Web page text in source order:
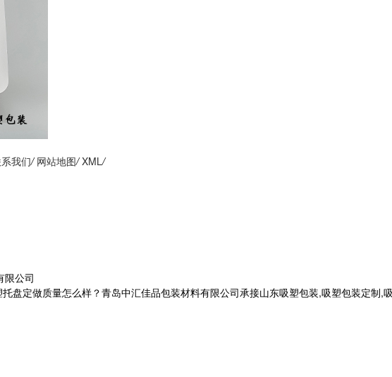
我们/ 网站地图/ XML/
限公司
盘定做质量怎么样？青岛中汇佳品包装材料有限公司承接山东吸塑包装,吸塑包装定制,